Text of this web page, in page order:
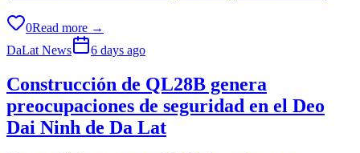
0Read more →
DaLat News
6 days ago
Construcción de QL28B genera
preocupaciones de seguridad en el Deo
Dai Ninh de Da Lat